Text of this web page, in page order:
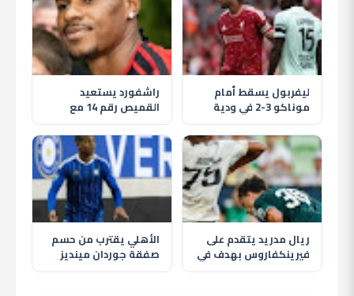
ليفربول يسقط أمام
موناكو 3-2 في ودية
مثيرة قبل انطلاق
الموسم الجديد
راشفورد يستعيد
القميص رقم 14 مع
مانشستر يونايتد وسط
غموض مستقبله
ريال مدريد يتقدم على
فيرينكفاروس بهدف في
الشوط الأول وريفاس
الأهلي يقترب من حسم
صفقة جوردان مينديز
لتدعيم خط الوسط في